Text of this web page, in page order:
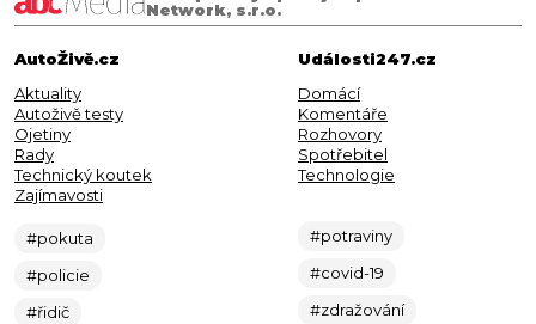
Network, s.r.o.
AutoŽivě.cz
Aktuality
Autoživě testy
Ojetiny
Rady
Technický koutek
Zajímavosti
#pokuta
#policie
#řidič
Události247.cz
Domácí
Komentáře
Rozhovory
Spotřebitel
Technologie
#potraviny
#covid-19
#zdražování